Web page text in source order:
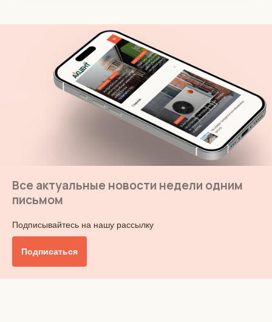
Все актуальные новости недели одним
письмом
Подписывайтесь на нашу рассылку
Подписаться